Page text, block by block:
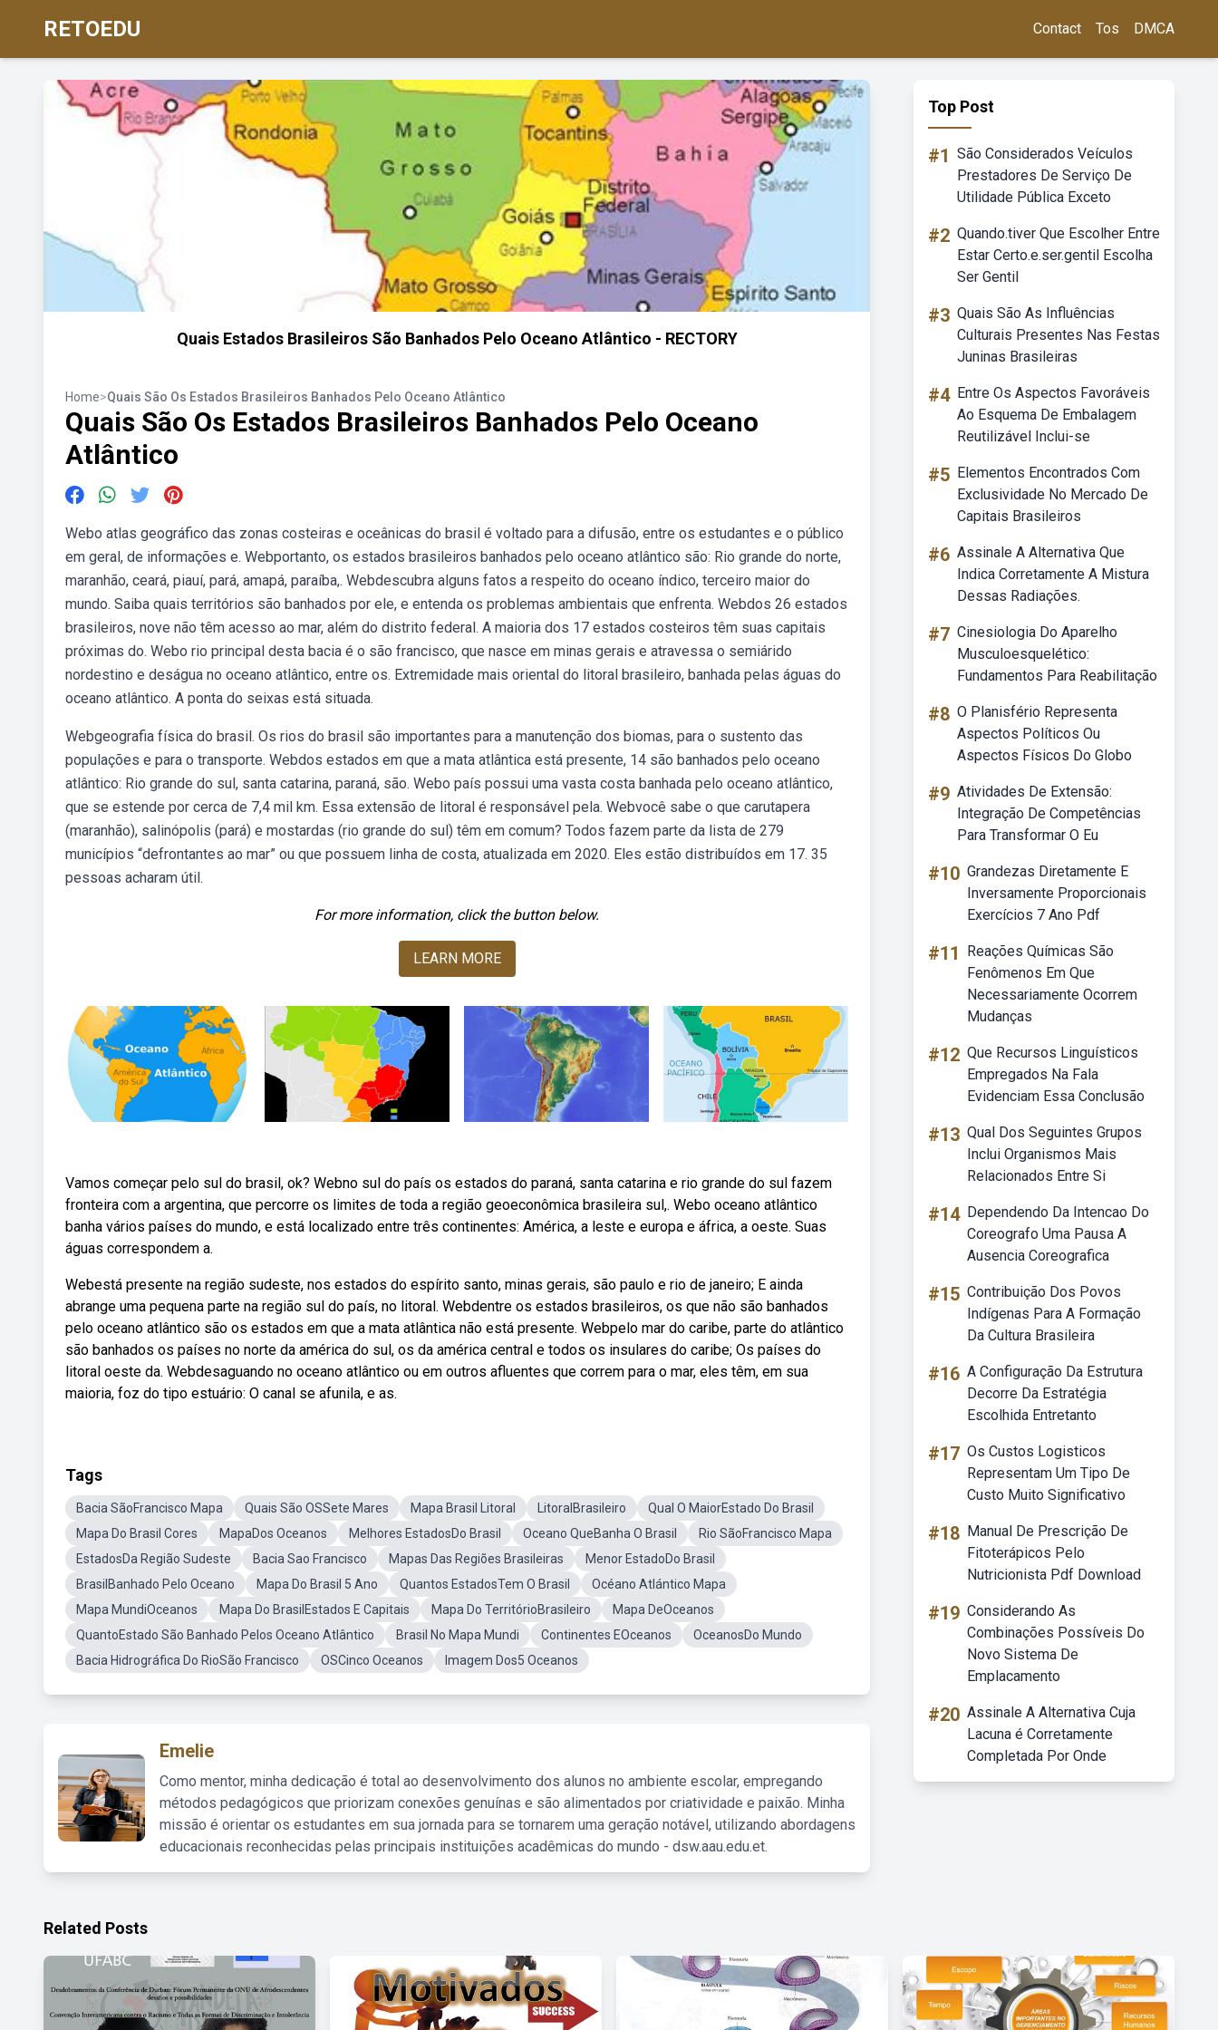
RETOEDU Contact Tos DMCA
Quais Estados Brasileiros São Banhados Pelo Oceano Atlântico - RECTORY
Home>Quais São Os Estados Brasileiros Banhados Pelo Oceano Atlântico
Quais São Os Estados Brasileiros Banhados Pelo Oceano
Atlântico
Webo atlas geográfico das zonas costeiras e oceânicas do brasil é voltado para a difusão, entre os estudantes e o público
em geral, de informações e. Webportanto, os estados brasileiros banhados pelo oceano atlântico são: Rio grande do norte,
maranhão, ceará, piauí, pará, amapá, paraíba,. Webdescubra alguns fatos a respeito do oceano índico, terceiro maior do
mundo. Saiba quais territórios são banhados por ele, e entenda os problemas ambientais que enfrenta. Webdos 26 estados
brasileiros, nove não têm acesso ao mar, além do distrito federal. A maioria dos 17 estados costeiros têm suas capitais
próximas do. Webo rio principal desta bacia é o são francisco, que nasce em minas gerais e atravessa o semiárido
nordestino e deságua no oceano atlântico, entre os. Extremidade mais oriental do litoral brasileiro, banhada pelas águas do
oceano atlântico. A ponta do seixas está situada.
Webgeografia física do brasil. Os rios do brasil são importantes para a manutenção dos biomas, para o sustento das
populações e para o transporte. Webdos estados em que a mata atlântica está presente, 14 são banhados pelo oceano
atlântico: Rio grande do sul, santa catarina, paraná, são. Webo país possui uma vasta costa banhada pelo oceano atlântico,
que se estende por cerca de 7,4 mil km. Essa extensão de litoral é responsável pela. Webvocê sabe o que carutapera
(maranhão), salinópolis (pará) e mostardas (rio grande do sul) têm em comum? Todos fazem parte da lista de 279
municípios “defrontantes ao mar” ou que possuem linha de costa, atualizada em 2020. Eles estão distribuídos em 17. 35
pessoas acharam útil.
For more information, click the button below.
LEARN MORE
Vamos começar pelo sul do brasil, ok? Webno sul do país os estados do paraná, santa catarina e rio grande do sul fazem
fronteira com a argentina, que percorre os limites de toda a região geoeconômica brasileira sul,. Webo oceano atlântico
banha vários países do mundo, e está localizado entre três continentes: América, a leste e europa e áfrica, a oeste. Suas
águas correspondem a.
Webestá presente na região sudeste, nos estados do espírito santo, minas gerais, são paulo e rio de janeiro; E ainda
abrange uma pequena parte na região sul do país, no litoral. Webdentre os estados brasileiros, os que não são banhados
pelo oceano atlântico são os estados em que a mata atlântica não está presente. Webpelo mar do caribe, parte do atlântico
são banhados os países no norte da américa do sul, os da américa central e todos os insulares do caribe; Os países do
litoral oeste da. Webdesaguando no oceano atlântico ou em outros afluentes que correm para o mar, eles têm, em sua
maioria, foz do tipo estuário: O canal se afunila, e as.
Tags
Bacia SãoFrancisco Mapa Quais São OSSete Mares Mapa Brasil Litoral LitoralBrasileiro
Qual O MaiorEstado Do Brasil
Mapa Do Brasil Cores
MapaDos Oceanos Melhores EstadosDo Brasil Oceano QueBanha O Brasil
Rio SãoFrancisco Mapa
EstadosDa Região Sudeste
Bacia Sao Francisco Mapas Das Regiões Brasileiras
Menor EstadoDo Brasil
BrasilBanhado Pelo Oceano
Mapa Do Brasil 5 Ano Quantos EstadosTem O Brasil
Océano Atlántico Mapa
Mapa MundiOceanos
Mapa Do BrasilEstados E Capitais Mapa Do TerritórioBrasileiro
Mapa DeOceanos
QuantoEstado São Banhado Pelos Oceano Atlântico
Brasil No Mapa Mundi Continentes EOceanos
OceanosDo Mundo
Bacia Hidrográfica Do RioSão Francisco
OSCinco Oceanos Imagem Dos5 Oceanos
Emelie
Como mentor, minha dedicação é total ao desenvolvimento dos alunos no ambiente escolar, empregando
métodos pedagógicos que priorizam conexões genuínas e são alimentados por criatividade e paixão. Minha
missão é orientar os estudantes em sua jornada para se tornarem uma geração notável, utilizando abordagens
educacionais reconhecidas pelas principais instituições acadêmicas do mundo - dsw.aau.edu.et.
Top Post
#1 São Considerados Veículos
Prestadores De Serviço De
Utilidade Pública Exceto
#2 Quando.tiver Que Escolher Entre
Estar Certo.e.ser.gentil Escolha
Ser Gentil
#3 Quais São As Influências
Culturais Presentes Nas Festas
Juninas Brasileiras
#4 Entre Os Aspectos Favoráveis
Ao Esquema De Embalagem
Reutilizável Inclui-se
#5 Elementos Encontrados Com
Exclusividade No Mercado De
Capitais Brasileiros
#6 Assinale A Alternativa Que
Indica Corretamente A Mistura
Dessas Radiações.
#7 Cinesiologia Do Aparelho
Musculoesquelético:
Fundamentos Para Reabilitação
#8 O Planisfério Representa
Aspectos Políticos Ou
Aspectos Físicos Do Globo
#9 Atividades De Extensão:
Integração De Competências
Para Transformar O Eu
#10 Grandezas Diretamente E
Inversamente Proporcionais
Exercícios 7 Ano Pdf
#11
Reações Químicas São
Fenômenos Em Que
Necessariamente Ocorrem
Mudanças
#12 Que Recursos Linguísticos
Empregados Na Fala
Evidenciam Essa Conclusão
#13 Qual Dos Seguintes Grupos
Inclui Organismos Mais
Relacionados Entre Si
#14 Dependendo Da Intencao Do
Coreografo Uma Pausa A
Ausencia Coreografica
#15 Contribuição Dos Povos
Indígenas Para A Formação
Da Cultura Brasileira
#16 A Configuração Da Estrutura
Decorre Da Estratégia
Escolhida Entretanto
#17 Os Custos Logisticos
Representam Um Tipo De
Custo Muito Significativo
#18 Manual De Prescrição De
Fitoterápicos Pelo
Nutricionista Pdf Download
#19 Considerando As
Combinações Possíveis Do
Novo Sistema De
Emplacamento
#20 Assinale A Alternativa Cuja
Lacuna é Corretamente
Completada Por Onde
Related Posts